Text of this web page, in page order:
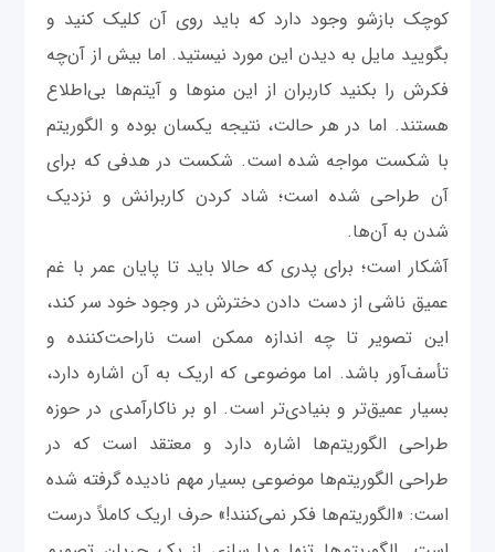
کوچک بازشو وجود دارد که باید روی آن کلیک کنید و
بگویید مایل به دیدن این مورد نیستید. اما بیش از آن‌چه
فکرش را بکنید کاربران از این منوها و آیتم‌ها بی‌اطلاع
هستند. اما در هر حالت، نتیجه یکسان بوده و الگوریتم
با شکست مواجه شده است. شکست در هدفی که برای
آن طراحی شده است؛ شاد کردن کاربرانش و نزدیک
شدن به آن‌ها.
آشکار است؛ برای پدری که حالا باید تا پایان عمر با غم
عمیق ناشی از دست دادن دخترش در وجود خود سر کند،
این تصویر تا چه اندازه ممکن است ناراحت‌کننده و
تأسف‌آور باشد. اما موضوعی که اریک به آن اشاره دارد،
بسیار عمیق‌تر و بنیادی‌تر است. او بر ناکارآمدی در حوزه
طراحی الگوریتم‌ها اشاره دارد و معتقد است که در
طراحی الگوریتم‌ها موضوعی بسیار مهم نادیده گرفته شده
است: «الگوریتم‌ها فکر نمی‌کنند!» حرف اریک کاملاً درست